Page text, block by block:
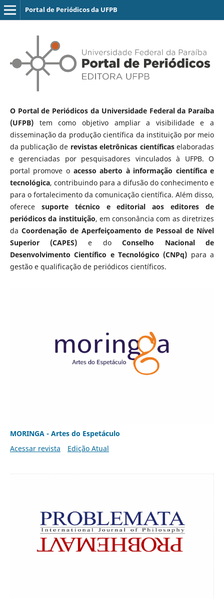
Portal de Periódicos da UFPB
O Portal de Periódicos da Universidade Federal da Paraíba
(UFPB)tem como objetivo ampliar a visibilidade e a
disseminação da produção científica da instituição por meio
da publicação de revistas eletrônicas científicaselaboradas
e gerenciadas por pesquisadores vinculados à UFPB. O
portal promove o acesso aberto à informação científica e
tecnológica, contribuindo para a difusão do conhecimento e
para o fortalecimento da comunicação científica. Além disso,
oferece suporte técnico e editorial aos editores de
periódicos da instituição, em consonância com as diretrizes
da Coordenação de Aperfeiçoamento de Pessoal de Nível
Superior (CAPES) e doConselho Nacional de
Desenvolvimento Científico e Tecnológico (CNPq) para a
gestão e qualificação de periódicos científicos.
MORINGA - Artes do Espetáculo
Acessar revista
Edição Atual